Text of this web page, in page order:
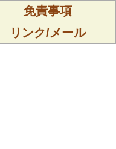
免責事項
リンク/メール